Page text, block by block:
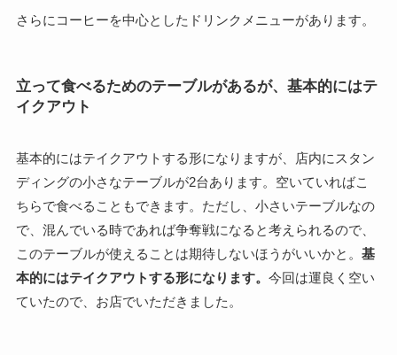
さらにコーヒーを中心としたドリンクメニューがあります。
立って食べるためのテーブルがあるが、基本的にはテ
イクアウト
基本的にはテイクアウトする形になりますが、店内にスタン
ディングの小さなテーブルが2台あります。空いていればこ
ちらで食べることもできます。ただし、小さいテーブルなの
で、混んでいる時であれば争奪戦になると考えられるので、
このテーブルが使えることは期待しないほうがいいかと。 基
本的にはテイクアウトする形になります。 今回は運良く空い
ていたので、お店でいただきました。